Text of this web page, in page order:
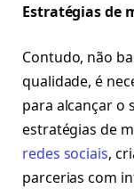
Estratégias de
Contudo, não
qualidade, é
para alcançar o
estratégias de
redes sociais,
parcerias com